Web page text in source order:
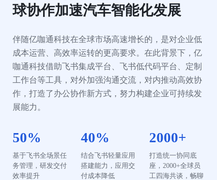
球协作加速汽车智能化发展
伴随亿咖通科技在全球市场高速增长的，是对企业低
成本运营、高效率运转的更高要求。在此背景下，亿
咖通科技借助飞书集成平台、飞书低代码平台、定制
工作台等工具，对外加强沟通交流，对内推动高效协
作，打造了办公协作新方式，努力构建企业可持续发
展能力。
50%
基于飞书全场景任
务管理，研发交付
效率提升
40%
结合飞书轻量应用
搭建能力，应用交
付成本降低
2000+
打造统一协同底
座，2000+全球员
工四海共谈，畅聊